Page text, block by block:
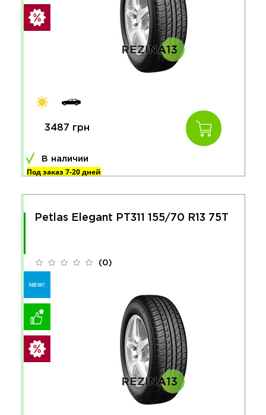
3487 грн
В наличии
Под заказ 7-20 дней
Petlas Elegant PT311 155/70 R13 75T
(0)